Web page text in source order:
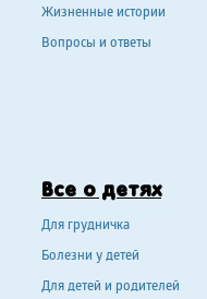
Жизненные истории
Вопросы и ответы
Все о детях
Для грудничка
Болезни у детей
Для детей и родителей